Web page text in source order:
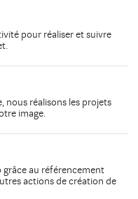
pour réaliser et suivre
.
, nous réalisons les projets
image.
grâce au référencement
actions decréation de